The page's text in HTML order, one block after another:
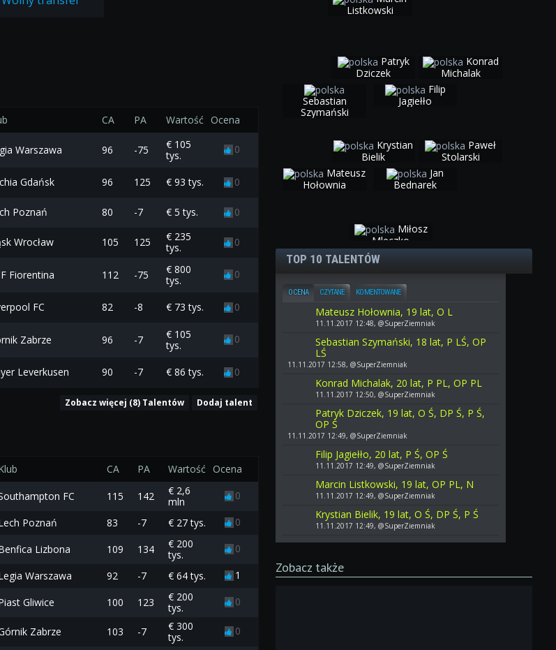
CA PA Wartość Ocena
Warszawa 96 -75
€ 105
tys.
0
Gdańsk 96 125 € 93 tys. 0
Poznań 80 -7 € 5 tys. 0
Wrocław 105 125
€ 235
tys.
0
Fiorentina 112 -75
€ 800
tys.
0
FC 82 -8 € 73 tys. 0
Zabrze 96 -7
€ 105
tys.
0
Leverkusen 90 -7 € 86 tys. 0
Zobacz więcej (8) Talentów Dodaj talent
CA PA Wartość Ocena
FC 115 142
€ 2,6
mln
0
Poznań 83 -7 € 27 tys. 0
Lizbona 109 134
€ 200
tys.
0
Warszawa 92 -7 € 64 tys. 1
Gliwice 100 123
€ 200
tys.
0
Zabrze 103 -7
€ 300
tys.
0
Listkowski
Sebastian
Szymański
Patryk
Dziczek
Filip
Jagiełło
Konrad
Michalak
Mateusz
Hołownia
Krystian
Bielik
Jan
Bednarek
Paweł
Stolarski
Miłosz
Mleczko
TOP 10 TALENTÓW
OCENA CZYTANE KOMENTOWANE
Mateusz Hołownia, 19 lat, O L
11.11.2017 12:48, @SuperZiemniak
Sebastian Szymański, 18 lat, P LŚ, OP
LŚ
11.11.2017 12:58, @SuperZiemniak
Konrad Michalak, 20 lat, P PL, OP PL
11.11.2017 12:50, @SuperZiemniak
Patryk Dziczek, 19 lat, O Ś, DP Ś, P Ś,
OP Ś
11.11.2017 12:49, @SuperZiemniak
Filip Jagiełło, 20 lat, P Ś, OP Ś
11.11.2017 12:49, @SuperZiemniak
Marcin Listkowski, 19 lat, OP PL, N
11.11.2017 12:49, @SuperZiemniak
Krystian Bielik, 19 lat, O Ś, DP Ś, P Ś
11.11.2017 12:49, @SuperZiemniak
Zobacz także